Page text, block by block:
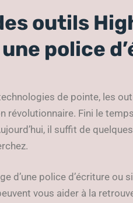
outils
police
de pointe, les
révolutionnaire. Fini le
il suffit de
d’une police d’écriture ou
vous aider à la